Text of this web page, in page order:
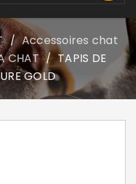
/ Accessoires chat
CHAT / TAPIS DE
GOLD